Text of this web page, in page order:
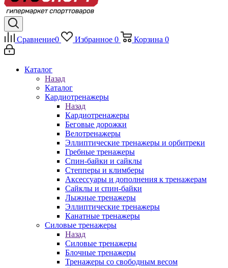
Сравнение0 Избранное 0 Корзина 0
Каталог
Назад
Каталог
Кардиотренажеры
Назад
Кардиотренажеры
Беговые дорожки
Велотренажеры
Эллиптические тренажеры и орбитреки
Гребные тренажеры
Спин-байки и сайклы
Степперы и климберы
Аксессуары и дополнения к тренажерам
Сайклы и спин-байки
Лыжные тренажеры
Эллиптические тренажеры
Канатные тренажеры
Силовые тренажеры
Назад
Силовые тренажеры
Блочные тренажеры
Тренажеры со свободным весом